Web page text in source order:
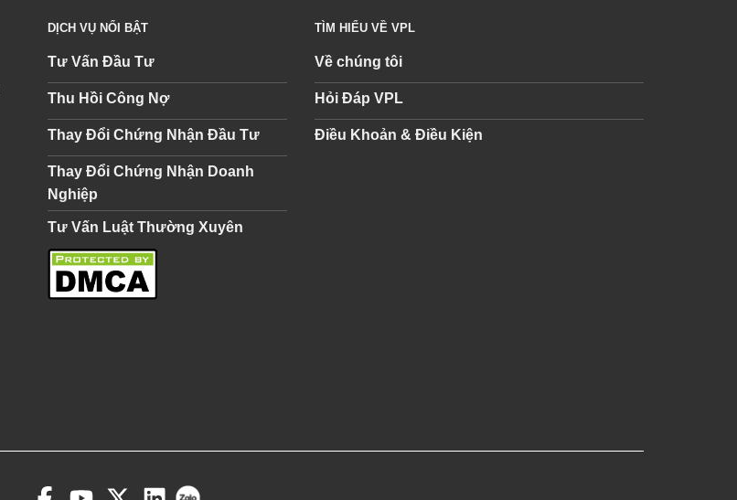
DỊCH VỤ NỔI BẬT
Tư Vấn Đầu Tư
Thu Hồi Công Nợ
Thay Đổi Chứng Nhận Đầu Tư
Thay Đổi Chứng Nhận Doanh
Nghiệp
Tư Vấn Luật Thường Xuyên
TÌM HIỂU VỀ VPL
Về chúng tôi
Hỏi Đáp VPL
Điều Khoản & Điều Kiện